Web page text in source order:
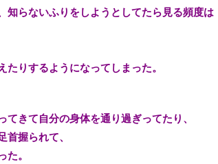
知らないふりをしようとしてたら見る頻度は
りするようになってしまった。
きて自分の身体を通り過ぎってたり、
握られて、
。